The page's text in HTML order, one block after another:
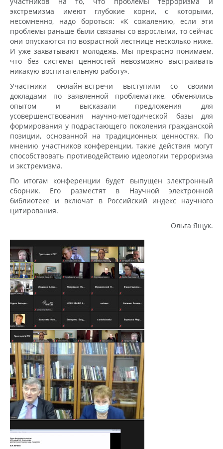
экстремизма имеют глубокие корни, с которыми,
несомненно, надо бороться: «К сожалению, если эти
проблемы раньше были связаны со взрослыми, то сейчас
они опускаются по возрастной лестнице несколько ниже.
И уже захватывают молодежь. Мы прекрасно понимаем,
что без системы ценностей невозможно выстраивать
никакую воспитательную работу».
Участники онлайн-встречи выступили со своими
докладами по заявленной проблематике, обменялись
опытом и высказали предложения для
усовершенствования научно-методической базы для
формирования у подрастающего поколения гражданской
позиции, основанной на традиционных ценностях. По
мнению участников конференции, такие действия могут
способствовать противодействию идеологии терроризма
и экстремизма.
По итогам конференции будет выпущен электронный
сборник. Его разместят в Научной электронной
библиотеке и включат в Российский индекс научного
цитирования.
Ольга Ящук.